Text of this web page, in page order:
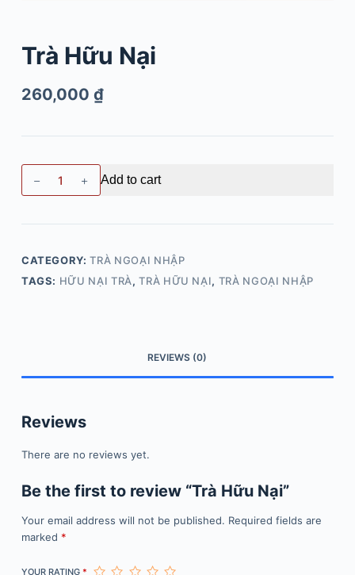
Trà Hữu Nại
260,000 ₫
Add to cart
CATEGORY:TRÀ NGOẠI NHẬP
TAGS: HỮU NẠI TRÀ,TRÀ HỮU NẠI, TRÀ NGOẠI NHẬP
REVIEWS (0)
Reviews
There are no reviews yet.
Be the first to review “Trà Hữu Nại”
Your email address will not be published. Required fields are
marked *
YOUR RATING *